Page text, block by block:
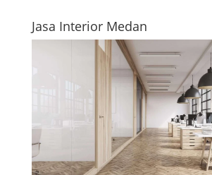
Jasa Interior Medan